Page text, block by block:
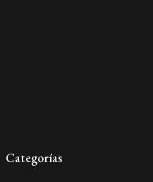
Categorías